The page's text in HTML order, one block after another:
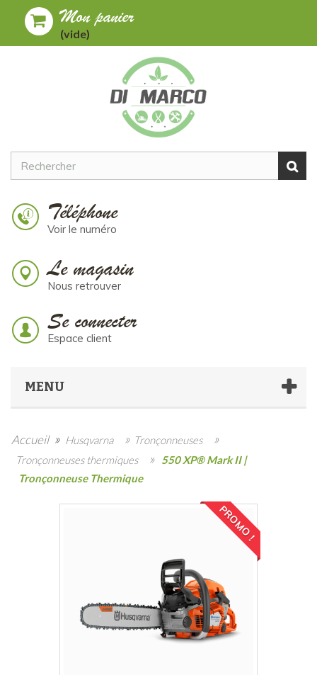
Mon panier
(vide)
Téléphone
Voir le numéro
Le magasin
Nous retrouver
Se connecter
Espace client
MENU
Accueil » Husqvarna » Tronçonneuses »
Tronçonneuses thermiques » 550 XP® Mark II |
Tronçonneuse Thermique
PROMO !